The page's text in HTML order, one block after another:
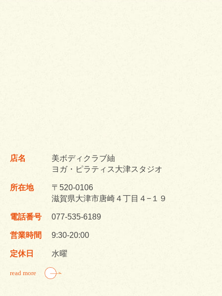
店名
美ボディクラブ紬
ヨガ・ピラティス大津スタジオ
所在地
〒520-0106
滋賀県大津市唐崎４丁目４−１９
電話番号 077-535-6189
営業時間 9:30-20:00
定休日 水曜
read more